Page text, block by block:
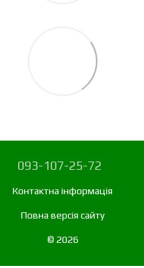
093-107-25-72
Контактна інформація
Повна версія сайту
© 2026